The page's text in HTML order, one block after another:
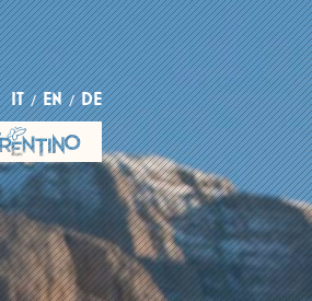
IT EN DE